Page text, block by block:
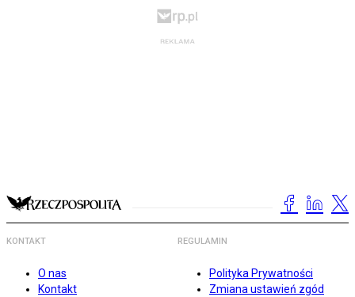
KONTAKT
O nas
Kontakt
REGULAMIN
Polityka Prywatności
Zmiana ustawień zgód